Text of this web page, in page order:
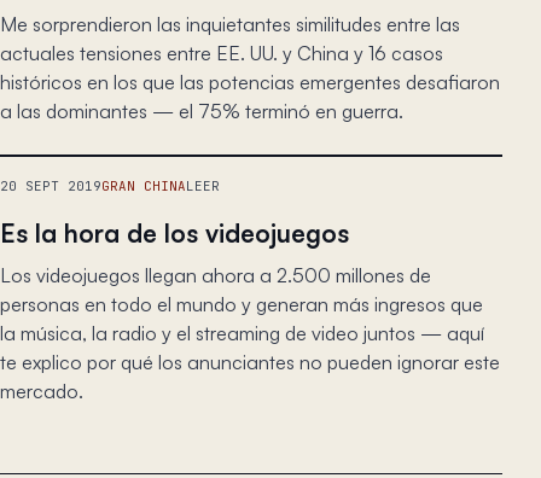
Me sorprendieron las inquietantes similitudes entre las
actuales tensiones entre EE. UU. y China y 16 casos
históricos en los que las potencias emergentes desafiaron
a las dominantes — el 75% terminó en guerra.
20 SEPT 2019GRAN CHINALEER
Es la hora de los videojuegos
Los videojuegos llegan ahora a 2.500 millones de
personas en todo el mundo y generan más ingresos que
la música, la radio y el streaming de video juntos — aquí
te explico por qué los anunciantes no pueden ignorar este
mercado.